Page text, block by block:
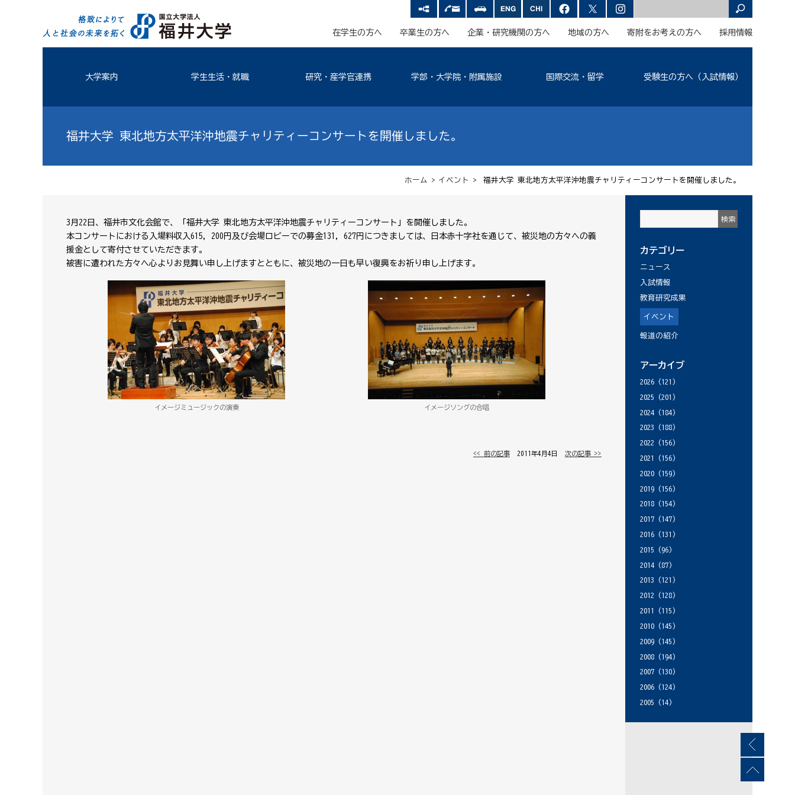
在学生の方へ 卒業生の方へ 企業・研究機関の方へ 地域の方へ 寄附をお考えの方へ 採用情報
大学案内 学生生活・就職 研究・産学官連携 学部・大学院・附属施設 国際交流・留学 受験生の方へ（入試情報）
福井大学 東北地方太平洋沖地震チャリティーコンサートを開催しました。
ホーム > イベント > 福井大学 東北地方太平洋沖地震チャリティーコンサートを開催しました。
3月22日、福井市文化会館で、「福井大学 東北地方太平洋沖地震チャリティーコンサート」を開催しました。
本コンサートにおける入場料収入615，200円及び会場ロビーでの募金131，627円につきましては、日本赤十字社を通じて、被災地の方々への義
援金として寄付させていただきます。
被害に遭われた方々へ心よりお見舞い申し上げますとともに、被災地の一日も早い復興をお祈り申し上げます。
イメージミュージックの演奏 イメージソングの合唱
<< 前の記事 │ 2011年4月4日 │ 次の記事 >>
カテゴリー
ニュース
入試情報
教育研究成果
イベント
報道の紹介
アーカイブ
2026 (121)
2025 (201)
2024 (184)
2023 (188)
2022 (156)
2021
(156)
2020 (159)
2019 (156)
2018 (154)
2017 (147)
2016 (131)
2015 (96)
2014 (87)
2013 (121)
2012 (128)
2011
(115)
2010 (145)
2009 (145)
2008 (194)
2007 (130)
2006 (124)
2005 (14)